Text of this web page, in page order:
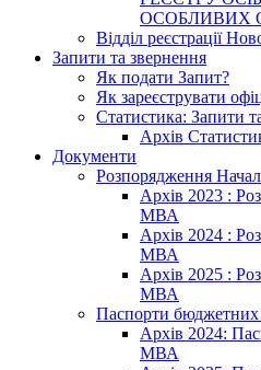
ОСОБЛИВИХ
Відділ реєстрації
Запити та звернення
Як подати Запит?
Як зареєструвати
Статистика: Запити
Архів
Документи
Розпорядження
Архів 2023 :
МВА
Архів 2024 :
МВА
Архів 2025 :
МВА
Паспорти
Архів 2024:
МВА